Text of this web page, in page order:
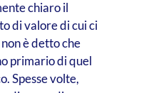
chiaro il
di valore di cui ci
è detto che
primario di quel
Spesse volte,